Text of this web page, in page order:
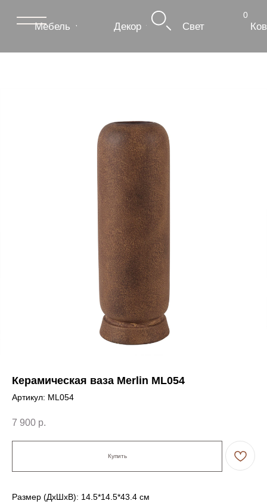
Мебель
Керамическая ваза Merlin ML054
Артикул: ML054
7 900 р.
Купить
Размер (ДxШxВ): 14.5*14.5*43.4 см